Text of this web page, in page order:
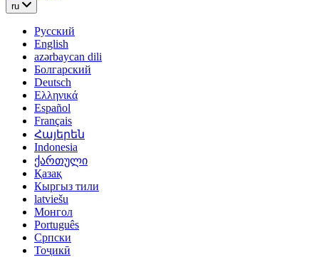
ru
Русский
English
azərbaycan dili
Болгарский
Deutsch
Ελληνικά
Español
Français
Հայերեն
Indonesia
ქართული
Қазақ
Кыргыз тили
latviešu
Монгол
Português
Српски
Тоҷикӣ